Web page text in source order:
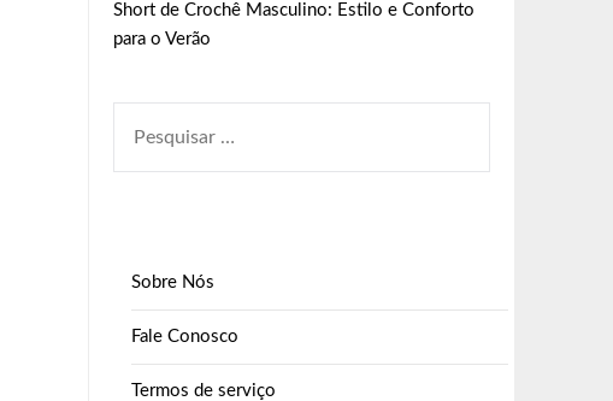
Short de Crochê Masculino: Estilo e Conforto
para o Verão
POR:
Sobre Nós
Fale Conosco
Termos de serviço